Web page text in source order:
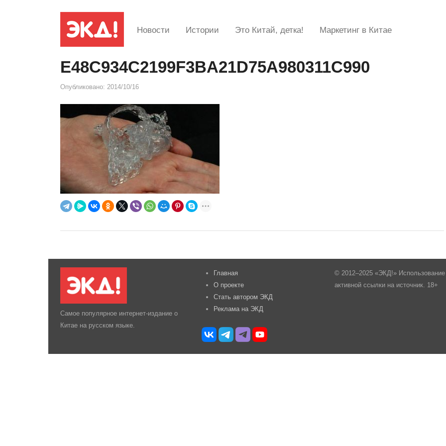
Новости Истории Это Китай, детка! Маркетинг в Китае
E48C934C2199F3BA21D75A980311C990
Опубликовано: 2014/10/16
Самое популярное интернет-издание о
Китае на русском языке.
Главная
О проекте
Стать автором ЭКД
Реклама на ЭКД
© 2012–2025 «ЭКД!»
активной ссылки на источник. 18+